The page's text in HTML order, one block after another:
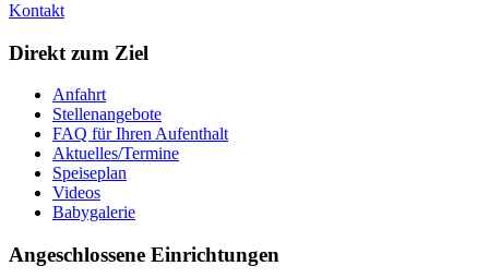
Kontakt
Direkt zum Ziel
Anfahrt
Stellenangebote
FAQ für Ihren Aufenthalt
Aktuelles/Termine
Speiseplan
Videos
Babygalerie
Angeschlossene Einrichtungen